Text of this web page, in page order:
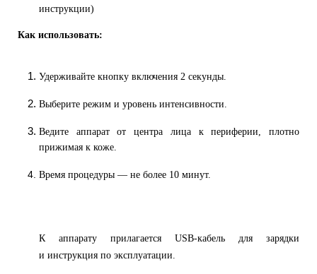
инструкции)
Как использовать:
Удерживайте кнопку включения 2 секунды.
Выберите режим и уровень интенсивности.
Ведите аппарат от центра лица к периферии, плотно
прижимая к коже.
Время процедуры — не более 10 минут.
К аппарату прилагается USB-кабель для зарядки
и инструкция по эксплуатации.